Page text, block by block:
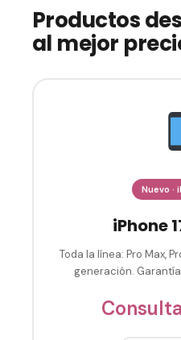
Productos
al mejor
Nuevo ·
iPhone
Toda la línea: Pro Max,
generación.